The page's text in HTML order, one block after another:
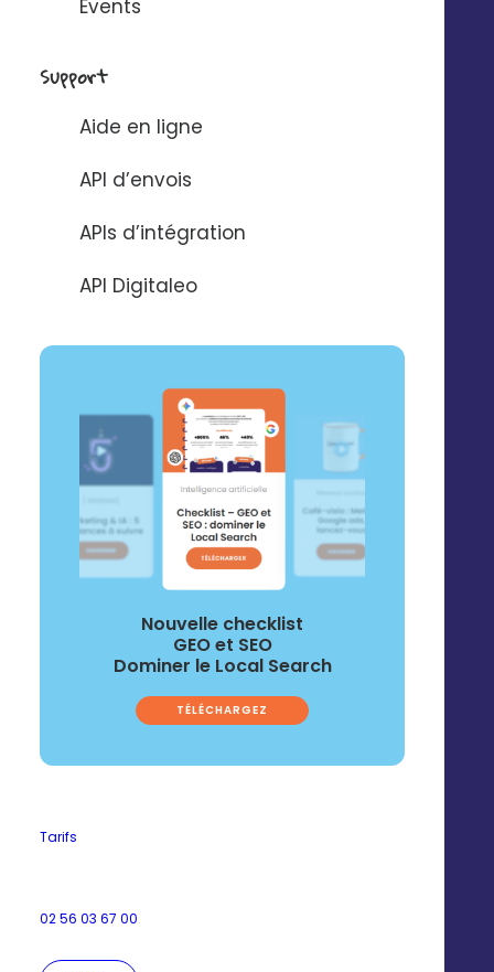
Events
Support
Aide en ligne
API d’envois
APIs d’intégration
API Digitaleo
Nouvelle checklist
GEO et SEO
Dominer le Local Search
TÉLÉCHARGEZ
Tarifs
02 56 03 67 00
grâce à notre
Marketing
modules disponibles en formule ou à la